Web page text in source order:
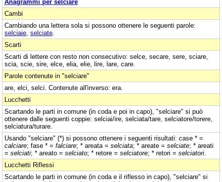
Anagrammi per selciare
Cambi
Cambiando una lettera sola si possono ottenere le seguenti parole:
selciaie selciate
Scarti
Scarti di lettere con resto non consecutivo: selce, secare, sere, sciare,
scia, scie, sire, elce, elia, elie, lire, lare, care.
Parole contenute in "selciare"
are, elci, selci. Contenute all'inverso: era.
Lucchetti
Scartando le parti in comune (in coda e poi in capo), "selciare" si può
ottenere dalle seguenti coppie: selciai/ire, selciata/tare, selciatore/torere,
selciatura/turare.
Usando "selciare" (*) si possono ottenere i seguenti risultati: case * =
calciare; fase * = falciare; * areata = selciata; * areate = selciate; * areati
= selciati; * areato = selciato; * retore = selciatore; * retori = selciatori
Lucchetti Riflessi
Scartando le parti in comune (in coda e il riflesso in capo), "selciare" si